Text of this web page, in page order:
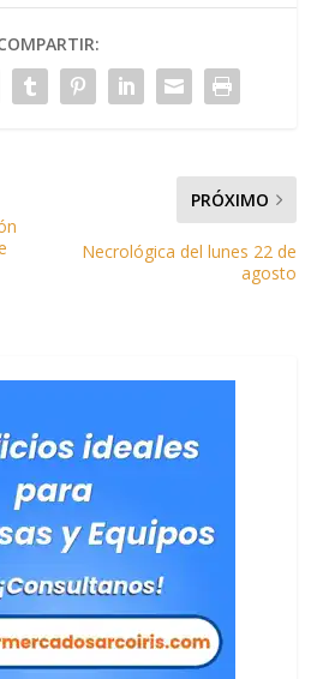
PRÓXIMO
Necrológica del lunes 22 de
agosto